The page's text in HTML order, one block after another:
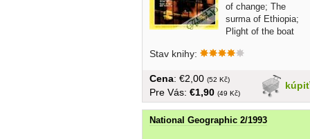
of change; The
surma of Ethiopia;
Plight of the boat
Stav knihy:
kúpiť
Cena: €2,00 (52 Kč)
Pre Vás: €1,90 (49 Kč)
National Geographic 2/1993